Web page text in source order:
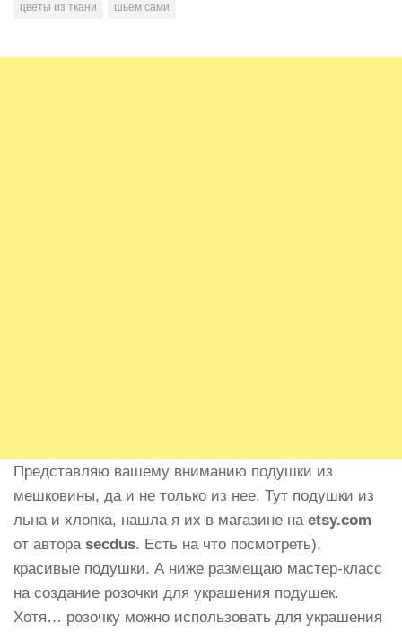
цветы из ткани
шьем сами
Представляю вашему вниманию подушки из
мешковины, да и не только из нее. Тут подушки из
льна и хлопка, нашла я их в магазине на etsy.com
от автора secdus. Есть на что посмотреть),
красивые подушки. А ниже размещаю мастер-класс
на создание розочки для украшения подушек.
Хотя… розочку можно использовать для украшения